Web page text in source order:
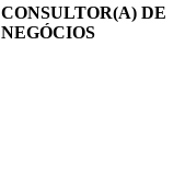
CONSULTOR(A) DE
NEGÓCIOS